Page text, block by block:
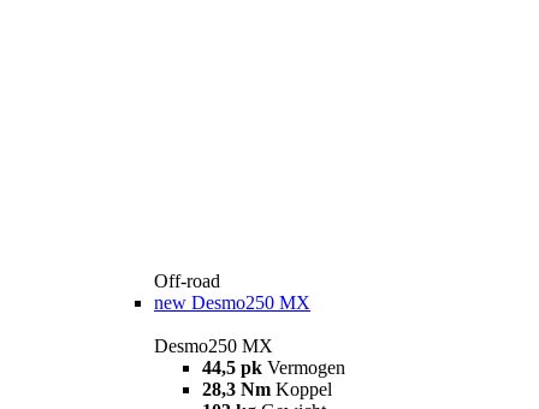
Off-road
new Desmo250 MX
Desmo250 MX
44,5 pk Vermogen
28,3 Nm Koppel